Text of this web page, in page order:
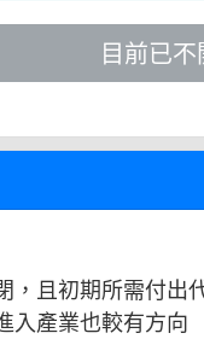
目前已
且初期所需付出
入產業也較有方向